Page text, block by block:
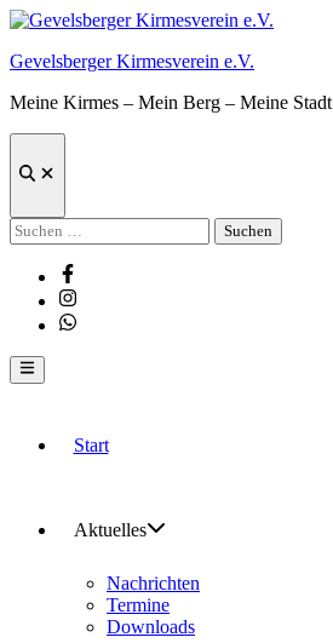
Zum
springen
Gevelsberger Kirmesverein e.V.
Meine Kirmes – Mein Berg – Meine Stadt
Suche
Suchen
nach:
Facebook
Instagram
Whatsapp
Hauptmenü
Start
Aktuelles
Nachrichten
Termine
Downloads